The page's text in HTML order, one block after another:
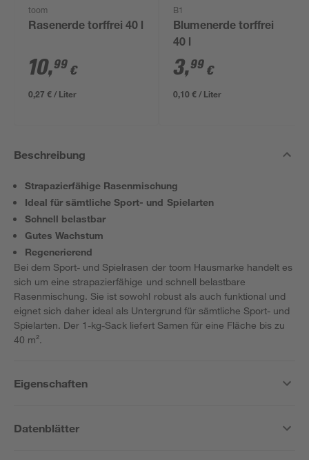
toom
Rasenerde torffrei 40 l
10,99 €
0,27 € / Liter
B1
Blumenerde torffrei
40 l
3,99 €
0,10 € / Liter
Beschreibung
Strapazierfähige Rasenmischung
Ideal für sämtliche Sport- und Spielarten
Schnell belastbar
Gutes Wachstum
Regenerierend
Bei dem Sport- und Spielrasen der toom Hausmarke handelt es
sich um eine strapazierfähige und schnell belastbare
Rasenmischung. Sie ist sowohl robust als auch funktional und
eignet sich daher ideal als Untergrund für sämtliche Sport- und
Spielarten. Der 1-kg-Sack liefert Samen für eine Fläche bis zu
40 m².
Eigenschaften
Datenblätter